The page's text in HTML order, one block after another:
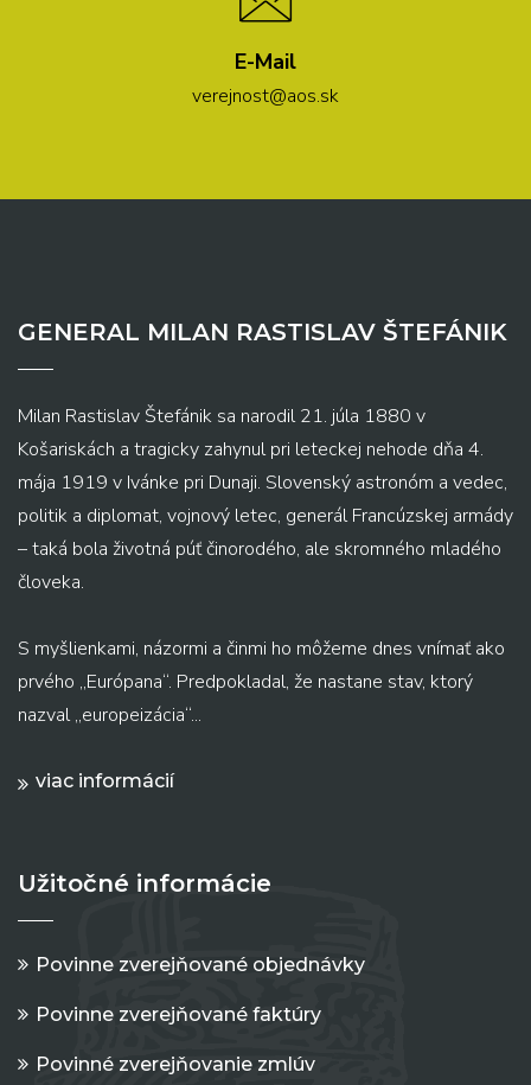
E-Mail
verejnost@aos.sk
GENERAL MILAN RASTISLAV ŠTEFÁNIK
Milan Rastislav Štefánik sa narodil 21. júla 1880 v
Košariskách a tragicky zahynul pri leteckej nehode dňa 4.
mája 1919 v Ivánke pri Dunaji. Slovenský astronóm a vedec,
politik a diplomat, vojnový letec, generál Francúzskej armády
– taká bola životná púť činorodého, ale skromného mladého
človeka.
S myšlienkami, názormi a činmi ho môžeme dnes vnímať ako
prvého „Európana“. Predpokladal, že nastane stav, ktorý
nazval „europeizácia“...
viac informácií
Užitočné informácie
Povinne zverejňované objednávky
Povinne zverejňované faktúry
Povinné zverejňovanie zmlúv